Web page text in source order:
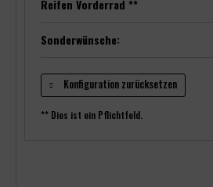
Reifen Vorderrad **
Sonderwünsche:
Konfiguration zurücksetzen
** Dies ist ein Pflichtfeld.